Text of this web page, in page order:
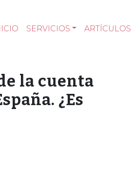
SERVICIOS ARTÍCULOS
la cuenta
¿Es